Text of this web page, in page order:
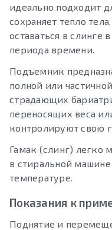
идеально подходит
сохраняет тепло
оставаться в слинге
периода времени.
Подъемник
полной или
страдающих
переносящих веса
контролируют свою
Гамак (слинг) легко
в стиральной
температуре.
Показания к
Поднятие и